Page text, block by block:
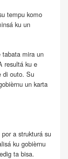
tempu komo
ku un
tabata mira un
resultá ku e
di outo. Su
un karta
a strukturá su
ku gobièrnu
ta bisa.